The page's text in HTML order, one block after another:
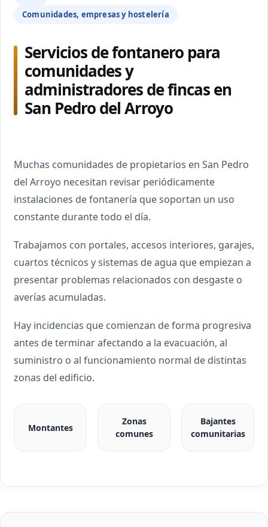
Comunidades, empresas y hostelería
Servicios de fontanero para
comunidades y
administradores de fincas en
San Pedro del Arroyo
Muchas comunidades de propietarios en San Pedro
del Arroyo necesitan revisar periódicamente
instalaciones de fontanería que soportan un uso
constante durante todo el día.
Trabajamos con portales, accesos interiores, garajes,
cuartos técnicos y sistemas de agua que empiezan a
presentar problemas relacionados con desgaste o
averías acumuladas.
Hay incidencias que comienzan de forma progresiva
antes de terminar afectando a la evacuación, al
suministro o al funcionamiento normal de distintas
zonas del edificio.
Montantes
Zonas
comunes
Bajantes
comunitarias